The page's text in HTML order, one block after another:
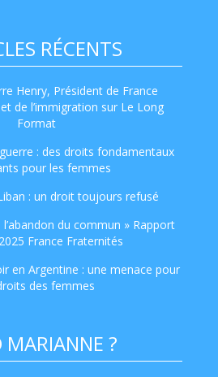
RÉCENTS
Henry, Président de France
de l’immigration sur Le Long
Format
: des droits fondamentaux
pour les femmes
: un droit toujours refusé
du commun » Rapport
France Fraternités
en Argentine : une menace pour
des femmes
MARIANNE ?